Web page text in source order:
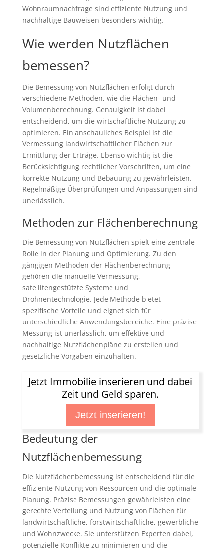
Wohnraumnachfrage sind effiziente Nutzung und
nachhaltige Bauweisen besonders wichtig.
Wie werden Nutzflächen
bemessen?
Die Bemessung von Nutzflächen erfolgt durch
verschiedene Methoden, wie die Flächen- und
Volumenberechnung. Genauigkeit ist dabei
entscheidend, um die wirtschaftliche Nutzung zu
optimieren. Ein anschauliches Beispiel ist die
Vermessung landwirtschaftlicher Flächen zur
Ermittlung der Erträge. Ebenso wichtig ist die
Berücksichtigung rechtlicher Vorschriften, um eine
korrekte Nutzung und Bebauung zu gewährleisten.
Regelmäßige Überprüfungen und Anpassungen sind
unerlässlich.
Methoden zur Flächenberechnung
Die Bemessung von Nutzflächen spielt eine zentrale
Rolle in der Planung und Optimierung. Zu den
gängigen Methoden der Flächenberechnung
gehören die manuelle Vermessung,
satellitengestützte Systeme und
Drohnentechnologie. Jede Methode bietet
spezifische Vorteile und eignet sich für
unterschiedliche Anwendungsbereiche. Eine präzise
Messung ist unerlässlich, um effektive und
nachhaltige Nutzflächenpläne zu erstellen und
gesetzliche Vorgaben einzuhalten.
Jetzt Immobilie inserieren und dabei
Zeit und Geld sparen.
Jetzt inserieren!
Bedeutung der
Nutzflächenbemessung
Die Nutzflächenbemessung ist entscheidend für die
effiziente Nutzung von Ressourcen und die optimale
Planung. Präzise Bemessungen gewährleisten eine
gerechte Verteilung und Nutzung von Flächen für
landwirtschaftliche, forstwirtschaftliche, gewerbliche
und Wohnzwecke. Sie unterstützen Experten dabei,
potenzielle Konflikte zu minimieren und die